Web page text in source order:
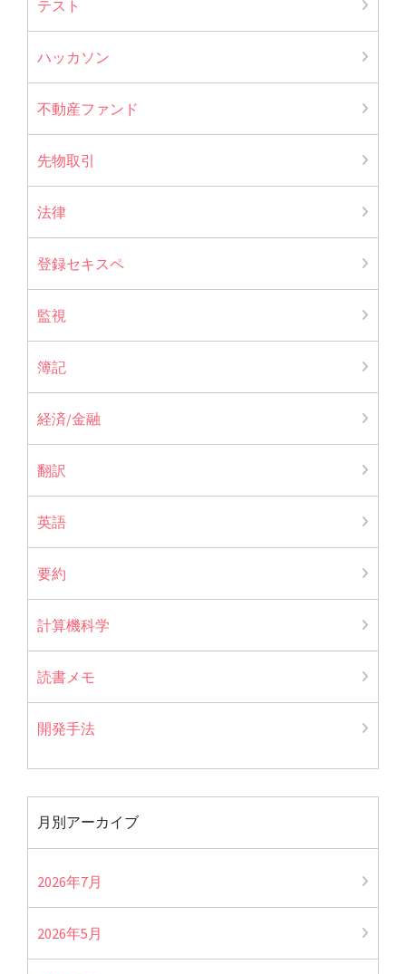
テスト
ハッカソン
不動産ファンド
先物取引
法律
登録セキスペ
監視
簿記
経済/金融
翻訳
英語
要約
計算機科学
読書メモ
開発手法
月別アーカイブ
2026年7月
2026年5月